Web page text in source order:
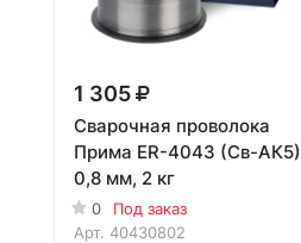
1 305
Сварочная проволока
Прима ER-4043 (Св-АК5)
0,8 мм, 2 кг
0
Под заказ
Арт. 40430802